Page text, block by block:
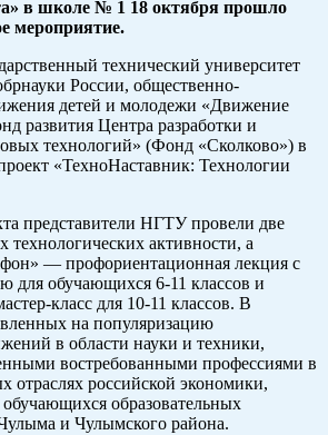
в школе № 1 18 октября прошло
мероприятие.
технический университет
России, общественно-
детей и молодежи «Движение
развития Центра разработки и
технологий» (Фонд «Сколково») в
«ТехноНаставник: Технологии
представители НГТУ провели две
активности, а
— профориентационная лекция с
для обучающихся 6-11 классов и
класс для 10-11 классов. В
на популяризацию
в области науки и техники,
востребованными профессиями в
отраслях российской экономики,
образовательных
и Чулымского района.